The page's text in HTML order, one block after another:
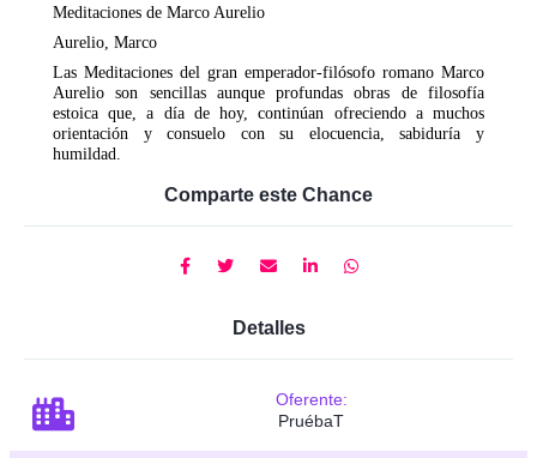
Meditaciones de Marco Aurelio
Aurelio, Marco
Las Meditaciones del gran emperador-filósofo romano Marco
Aurelio son sencillas aunque profundas obras de filosofía
estoica que, a día de hoy, continúan ofreciendo a muchos
orientación y consuelo con su elocuencia, sabiduría y
humildad.
Comparte este Chance
Detalles
Oferente:
PruébaT